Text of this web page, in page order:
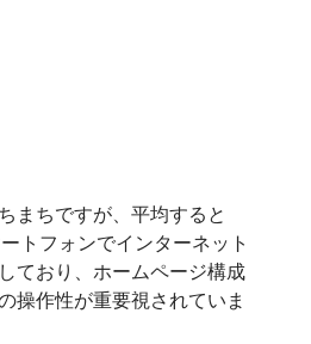
まちですが、 平均すると
トフォンでインターネット
ており、ホームページ構成
操作性が重要視されていま